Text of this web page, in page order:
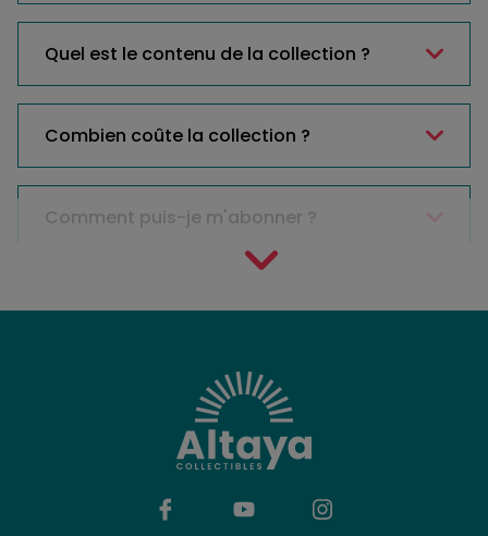
Quel est le contenu de la collection ?
Combien coûte la collection ?
Comment puis-je m'abonner ?